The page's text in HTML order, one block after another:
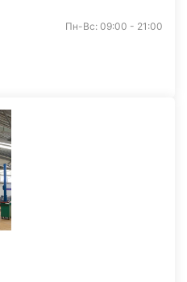
Пн-Вс: 09:00 - 21:00